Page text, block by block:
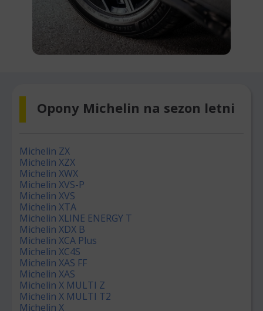
Opony Michelin na sezon letni
Michelin ZX
Michelin XZX
Michelin XWX
Michelin XVS-P
Michelin XVS
Michelin XTA
Michelin XLINE ENERGY T
Michelin XDX B
Michelin XCA Plus
Michelin XC4S
Michelin XAS FF
Michelin XAS
Michelin X MULTI Z
Michelin X MULTI T2
Michelin X